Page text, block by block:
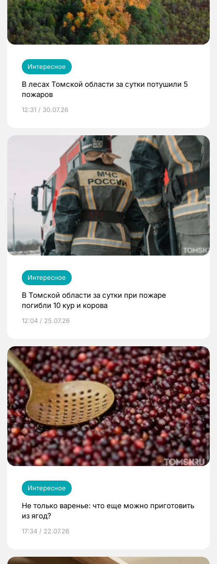
Интересное
В лесах Томской области за сутки потушили 5
пожаров
12:31 / 30.07.26
Интересное
В Томской области за сутки при пожаре
погибли 10 кур и корова
12:04 / 25.07.26
Интересное
Не только варенье: что еще можно приготовить
из ягод?
17:34 / 22.07.26